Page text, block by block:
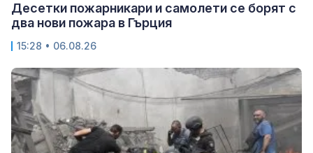
Десетки пожарникари и самолети се борят с
два нови пожара в Гърция
15:28 • 06.08.26